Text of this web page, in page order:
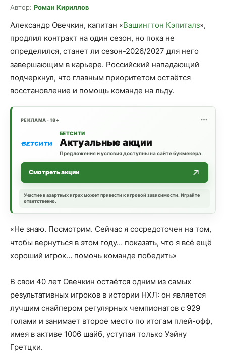
Автор: Роман Кириллов
Александр Овечкин, капитан «Вашингтон Кэпиталз»,
продлил контракт на один сезон, но пока не
определился, станет ли сезон-2026/2027 для него
завершающим в карьере. Российский нападающий
подчеркнул, что главным приоритетом остаётся
восстановление и помощь команде на льду.
РЕКЛАМА · 18+
БЕТСИТИ
Актуальные акции
Предложения и условия доступны на сайте букмекера.
Смотреть акции
Участие в азартных играх может привести к игровой зависимости. Играйте
ответственно.
«Не знаю. Посмотрим. Сейчас я сосредоточен на том,
чтобы вернуться в этом году… показать, что я всё ещё
хороший игрок… помочь команде победить»
В свои 40 лет Овечкин остаётся одним из самых
результативных игроков в истории НХЛ: он является
лучшим снайпером регулярных чемпионатов с 929
голами и занимает второе место по итогам плей-офф,
имея в активе 1006 шайб, уступая только Уэйну
Гретцки.